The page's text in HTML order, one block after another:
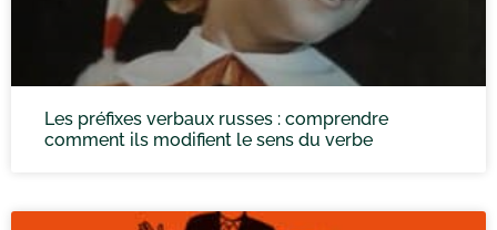
Les préfixes verbaux russes : comprendre
comment ils modifient le sens du verbe